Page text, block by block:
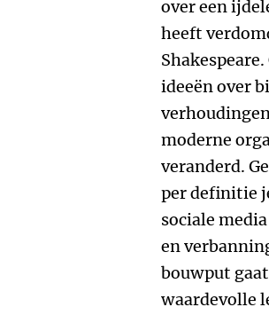
over een
heeft
ideeën over
moderne
veranderd.
per definitie
sociale
en
bouwput
waardevolle